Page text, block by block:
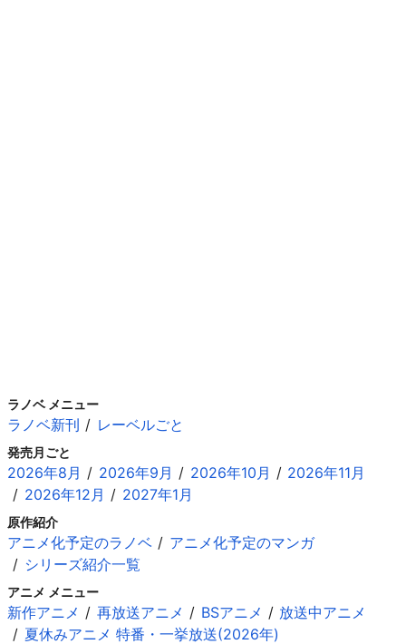
ラノベ メニュー
ラノベ新刊 レーベルごと
発売月ごと
2026年8月 2026年9月 2026年10月
2026年11月
2026年12月
2027年1月
原作紹介
アニメ化予定のラノベ
アニメ化予定のマンガ
シリーズ紹介一覧
アニメ メニュー
新作アニメ 再放送アニメ BSアニメ
放送中アニメ
夏休みアニメ 特番・一挙放送(2026年)